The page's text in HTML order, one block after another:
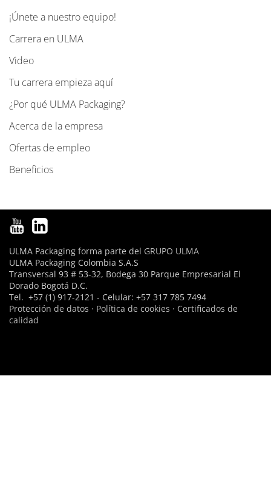
N
a
e
g
c
i
ó
¡Únete a nuestro equipo!
Carrera en ULMA
Video
Tu carrera empieza aquí
¿Por qué ULMA Packaging?
Acerca de la empresa
Ofertas de empleo
Beneficios
ULMA Packaging forma parte del GRUPO ULMA
ULMA Packaging Colombia S.A.S
Transversal 93 # 53-32, Bodega 30 Parque Empresarial El
Dorado Bogotá D.C.
Tel. +57 (1) 917-2121 - Celular: +57 317 785 7494
Protección de datos · Política de cookies · Certificados de
calidad